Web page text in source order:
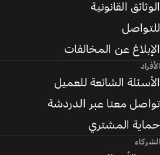
الوثائق القانونية
للتواصل
الإبلاغ عن المخالفات
الأفراد
الأسئلة الشائعة للعميل
تواصل معنا عبر الدردشة
حماية المشتري
الشركاء